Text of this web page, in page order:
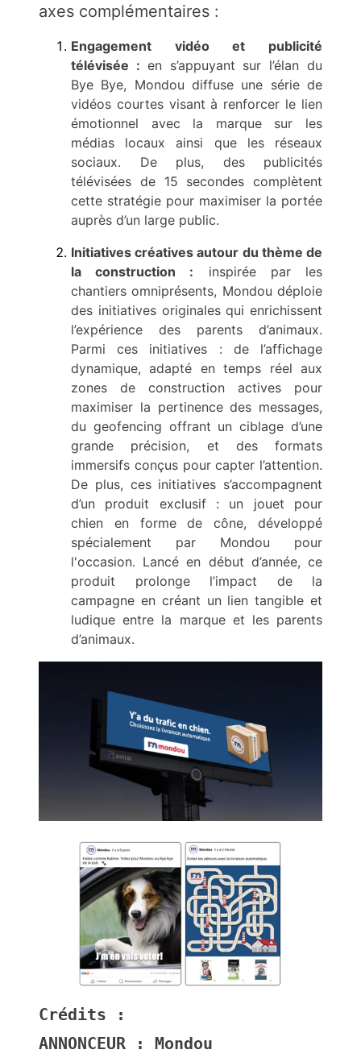
axes complémentaires :
Engagement vidéo et publicité
télévisée : en s’appuyant sur l’élan du
Bye Bye, Mondou diffuse une série de
vidéos courtes visant à renforcer le lien
émotionnel avec la marque sur les
médias locaux ainsi que les réseaux
sociaux. De plus, des publicités
télévisées de 15 secondes complètent
cette stratégie pour maximiser la portée
auprès d’un large public.
Initiatives créatives autour du thème de
la construction : inspirée par les
chantiersomniprésents, Mondou déploie
des initiatives originales qui enrichissent
l’expérience des parents d’animaux.
Parmi ces initiatives : de l’affichage
dynamique, adapté en temps réel aux
zones de construction actives pour
maximiser la pertinence des messages,
du geofencing offrant un ciblage d’une
grande précision, et des formats
immersifs conçus pour capter l’attention.
De plus, ces initiatives s’accompagnent
d’un produit exclusif : un jouet pour
chien en forme de cône, développé
spécialement par Mondou pour
l'occasion. Lancé en début d’année, ce
produit prolonge l’impact de la
campagne en créant un lien tangible et
ludique entre la marque et les parents
d’animaux.
Crédits :
ANNONCEUR : Mondou